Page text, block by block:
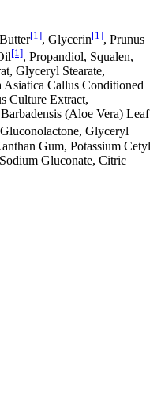
[1], Glycerin[1], Prunus
[1], Propandiol, Squalen,
Glyceryl Stearate,
Callus Conditioned
Culture Extract,
(Aloe Vera) Leaf
Glyceryl
Gum, Potassium Cetyl
Gluconate, Citric